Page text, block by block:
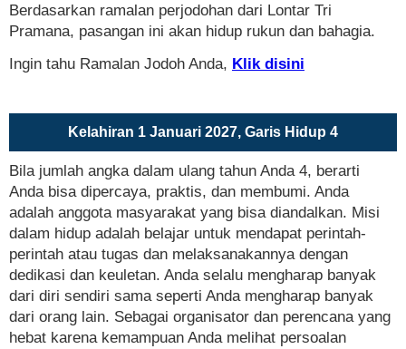
Berdasarkan ramalan perjodohan dari Lontar Tri
Pramana, pasangan ini akan hidup rukun dan bahagia.
Ingin tahu Ramalan Jodoh Anda, Klik disini
Kelahiran 1 Januari 2027, Garis Hidup 4
Bila jumlah angka dalam ulang tahun Anda 4, berarti
Anda bisa dipercaya, praktis, dan membumi. Anda
adalah anggota masyarakat yang bisa diandalkan. Misi
dalam hidup adalah belajar untuk mendapat perintah-
perintah atau tugas dan melaksanakannya dengan
dedikasi dan keuletan. Anda selalu mengharap banyak
dari diri sendiri sama seperti Anda mengharap banyak
dari orang lain. Sebagai organisator dan perencana yang
hebat karena kemampuan Anda melihat persoalan